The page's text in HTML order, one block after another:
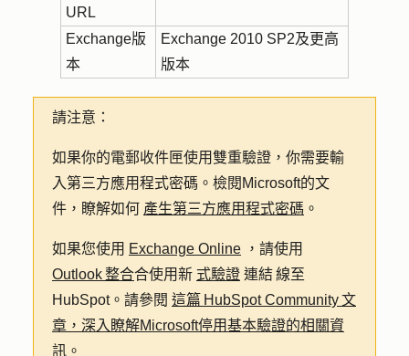
URL
Exchange版
本
Exchange 2010 SP2及更高
版本
請注意：
如果你的電郵收件匣使用雙重驗證，你需要輸
入第三方應用程式密碼。檢閱Microsoft的文
件，瞭解如何 產生第三方應用程式密碼 。
如果您使用 Exchange Online ，請使用
Outlook 整合合使用新 式驗證 連結 線至
HubSpot。請參閱 這篇 HubSpot Community 文
章，深入瞭解Microsoft停用基本驗證的相關資
訊 。